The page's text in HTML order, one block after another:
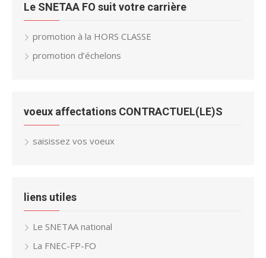
Le SNETAA FO suit votre carrière
promotion à la HORS CLASSE
promotion d’échelons
voeux affectations CONTRACTUEL(LE)S
saisissez vos voeux
liens utiles
Le SNETAA national
La FNEC-FP-FO